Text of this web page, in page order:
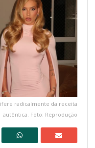
radicalmente da receita
autêntica. Foto: Reprodução